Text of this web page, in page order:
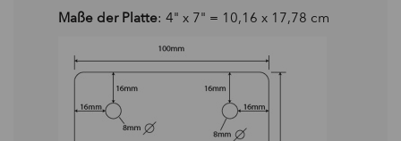
Maße der Platte: 4" x 7" = 10,16 x 17,78 cm